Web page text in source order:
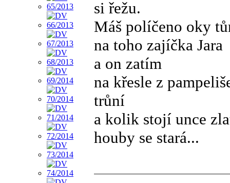
si řežu.
Máš políčeno oky
na toho zajíčka Jara
a on zatím
na křesle z
trůní
a kolik stojí unce
houby se stará...